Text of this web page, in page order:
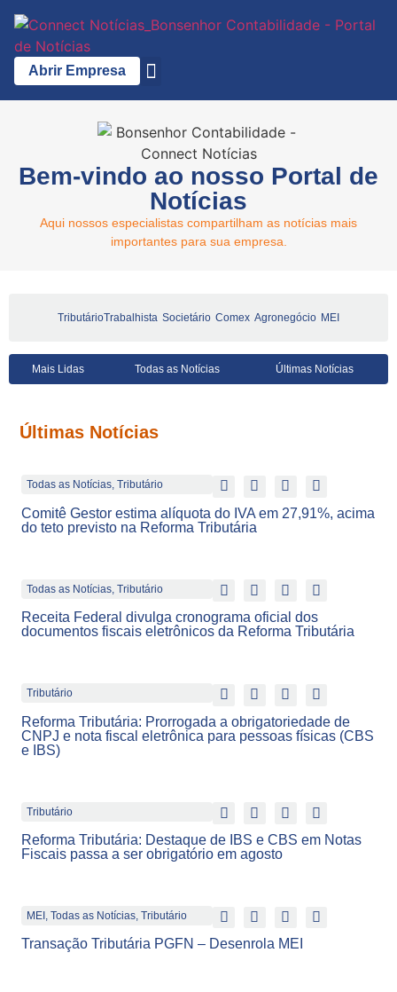
Abrir Empresa
Bem-vindo ao nosso Portal de
Notícias
Aqui nossos especialistas compartilham as notícias mais
importantes para sua empresa.
TributárioTrabalhista Societário Comex Agronegócio MEI
Mais Lidas Todas as Notícias Últimas Notícias
Últimas Notícias
Todas as Notícias, Tributário
Comitê Gestor estima alíquota do IVA em 27,91%, acima
do teto previsto na Reforma Tributária
Todas as Notícias Tributário
Receita Federal divulga cronograma oficial dos
documentos fiscais eletrônicos da Reforma Tributária
Tributário
Reforma Tributária: Prorrogada a obrigatoriedade de
CNPJ e nota fiscal eletrônica para pessoas físicas (CBS
e IBS)
Tributário
Reforma Tributária: Destaque de IBS e CBS em Notas
Fiscais passa a ser obrigatório em agosto
MEI, Todas as Notícias, Tributário
Transação Tributária PGFN – Desenrola MEI